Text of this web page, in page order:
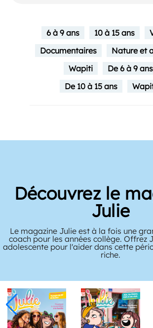
6 à 9 ans 10 à 15 ans
Documentaires
Nature et
Wapiti
De 6 à 9 ans
De 10 à 15 ans
Découvrez le
Julie
Le magazine Julie est à la fois une
coach pour les années collège. Offrez
adolescente pour l'aider dans cette
riche.